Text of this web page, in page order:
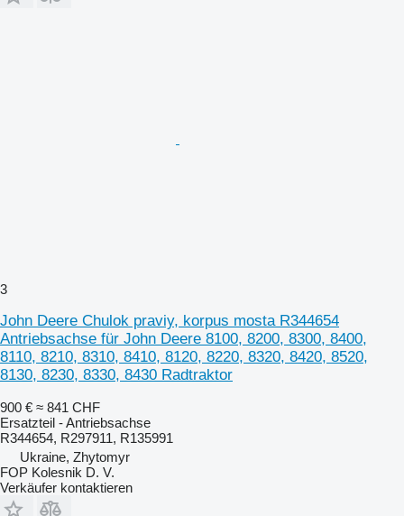
3
John Deere Chulok praviy, korpus mosta R344654
Antriebsachse für John Deere 8100, 8200, 8300, 8400,
8110, 8210, 8310, 8410, 8120, 8220, 8320, 8420, 8520,
8130, 8230, 8330, 8430 Radtraktor
900 € ≈ 841 CHF
Ersatzteil - Antriebsachse
R344654, R297911, R135991
Ukraine, Zhytomyr
FOP Kolesnik D. V.
Verkäufer kontaktieren